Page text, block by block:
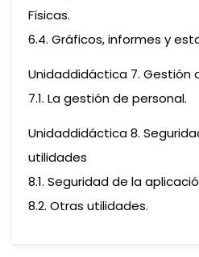
Físicas.
6.4. Gráficos, informes y
Unidaddidáctica 7. Gestión
7.1. La gestión de personal.
Unidaddidáctica 8.
utilidades
8.1. Seguridad de la
8.2. Otras utilidades.